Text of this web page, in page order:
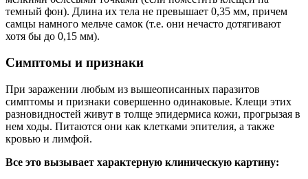
темный фон). Длина их тела не превышает 0,35 мм, причем
самцы намного мельче самок (т.е. они нечасто дотягивают
хотя бы до 0,15 мм).
Симптомы и признаки
При заражении любым из вышеописанных паразитов
симптомы и признаки совершенно одинаковые. Клещи этих
разновидностей живут в толще эпидермиса кожи, прогрызая в
нем ходы. Питаются они как клетками эпителия, а также
кровью и лимфой.
Все это вызывает характерную клиническую картину: